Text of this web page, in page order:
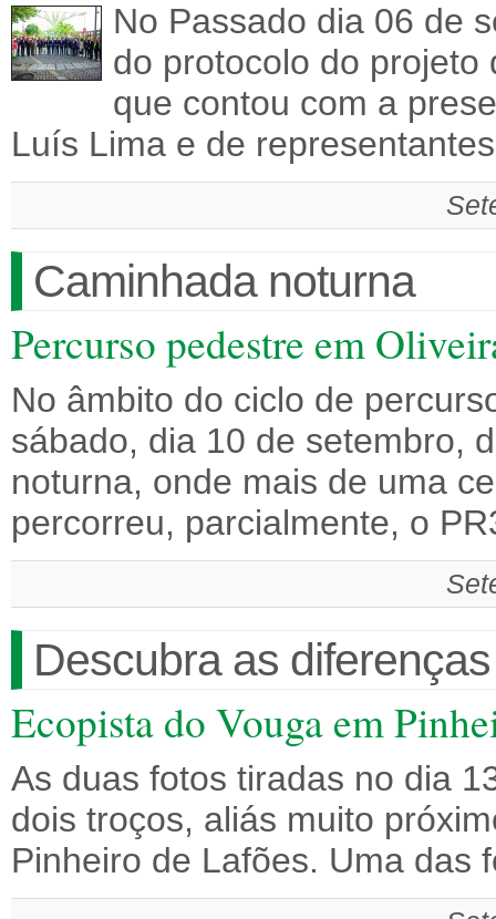
No Passado dia 06 de
do protocolo do projeto
que contou com a
Luís Lima e de
Caminhada noturna
Percurso pedestre em
No âmbito do ciclo de
sábado, dia 10 de setembro,
noturna, onde mais de uma
percorreu, parcialmente, o
Descubra as diferenças
Ecopista do Vouga em
As duas fotos tiradas no dia
dois troços, aliás muito
Pinheiro de Lafões. Uma